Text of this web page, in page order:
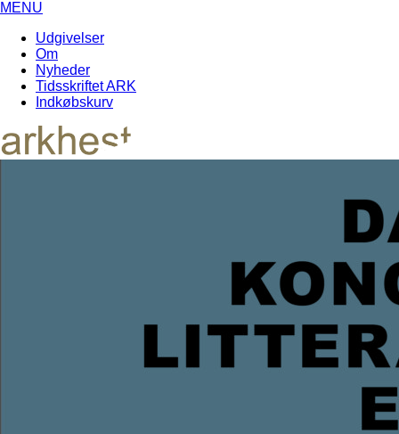
MENU
Udgivelser
Om
Nyheder
Tidsskriftet ARK
Indkøbskurv